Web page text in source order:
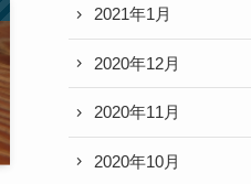
2021年1月
2020年12月
2020年11月
2020年10月